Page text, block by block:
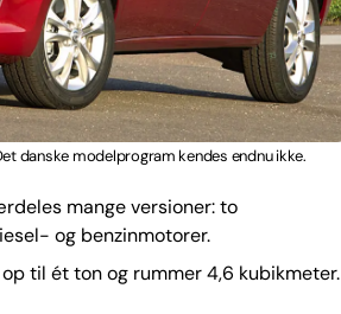
danske modelprogram kendes endnu ikke.
mange versioner: to
og benzinmotorer.
til ét ton og rummer 4,6 kubikmeter.